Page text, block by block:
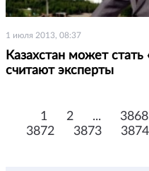
1 июля 2013, 08:37
Казахстан может стать
считают эксперты
1 2 ... 3868
3872 3873 3874